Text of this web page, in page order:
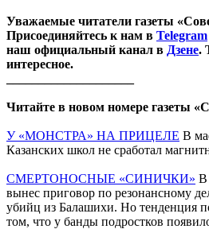
Уважаемые читатели газеты
Присоединяйтесь к нам в Telegram
наш официальный канал в Дзене.
интересное.
Читайте в новом номере газеты
У «МОНСТРА» НА ПРИЦЕЛЕ В
Казанских школ не сработал
СМЕРТОНОСНЫЕ «СИНИЧКИ» В
вынес приговор по резонансному
убийц из Балашихи. Но тенденция
том, что у банды подростков